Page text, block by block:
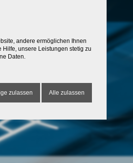
andere ermöglichen Ihnen
unsere Leistungen stetig zu
Daten.
zulassen Alle zulassen